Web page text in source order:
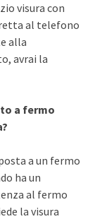
visura con
al telefono
alla
avrai la
a fermo
a un fermo
ha un
al fermo
la visura